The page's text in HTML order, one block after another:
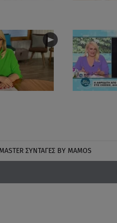
MASTER ΣΥΝΤΑΓΈΣ BY MAMOS